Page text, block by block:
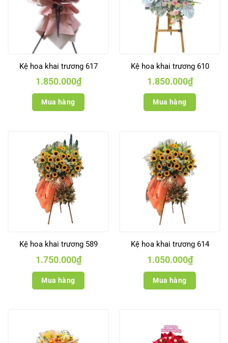
Kệ hoa khai trương 617
1.850.000₫
Mua hàng
Kệ hoa khai trương 610
1.850.000₫
Mua hàng
Kệ hoa khai trương 589
1.750.000₫
Mua hàng
Kệ hoa khai trương 614
1.050.000₫
Mua hàng